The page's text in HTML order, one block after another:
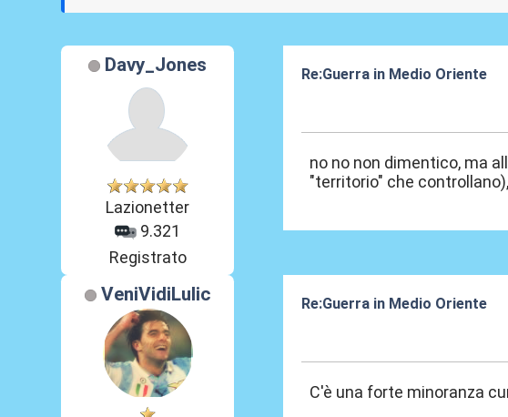
Davy_Jones
Lazionetter
9.321
Registrato
Re:Guerra in Medio Oriente
no no non dimentico, ma
"territorio" che
VeniVidiLulic
Re:Guerra in Medio Oriente
C'è una forte minoranza